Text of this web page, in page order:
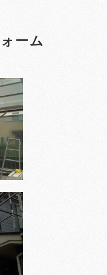
ーム